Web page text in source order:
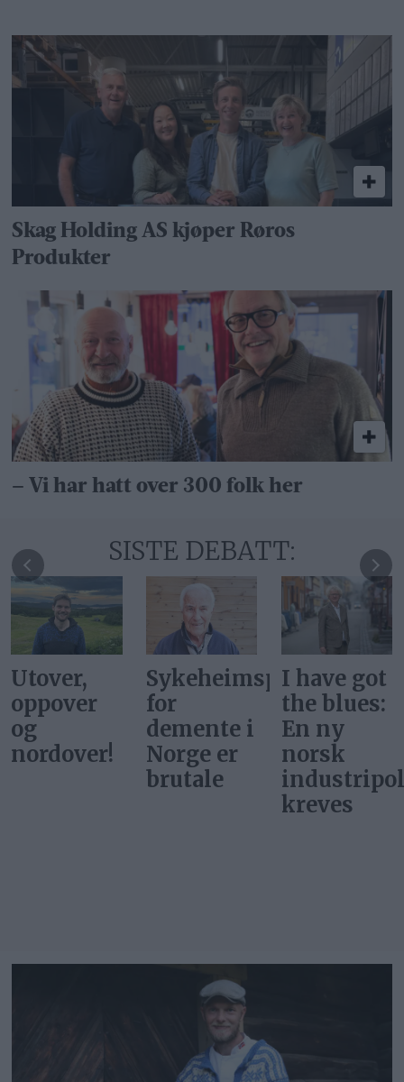
Skag Holding AS kjøper Røros
Produkter
– Vi har hatt over 300 folk her
SISTE DEBATT:
Utover,
oppover
og
nordover!
Sykeheimsprisene
for
demente i
Norge er
brutale
I have got
the blues:
En ny
norsk
kreves